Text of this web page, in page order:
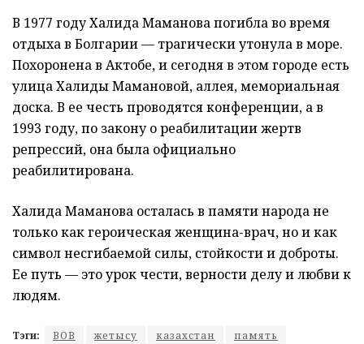
В 1977 году Халида Маманова погибла во время
отдыха в Болгарии — трагически утонула в море.
Похоронена в Актобе, и сегодня в этом городе есть
улица Халиды Мамановой, аллея, мемориальная
доска. В ее честь проводятся конференции, а в
1993 году, по закону о реабилитации жертв
репрессий, она была официально
реабилитирована.
Халида Маманова осталась в памяти народа не
только как героическая женщина-врач, но и как
символ несгибаемой силы, стойкости и доброты.
Ее путь — это урок чести, верности делу и любви к
людям.
Тэги: ВОВ жетысу казахстан память